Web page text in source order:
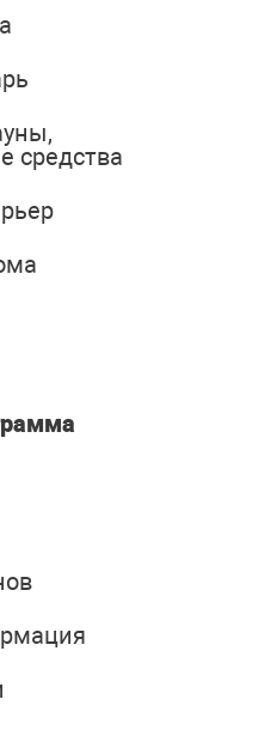
средства